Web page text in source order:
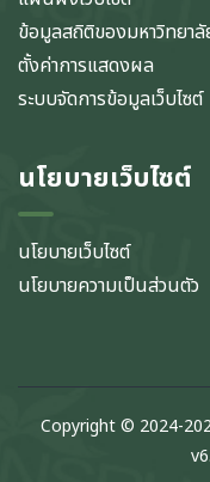
ข้อมูลสถิติของมหาวิทยาลั
ตั้งค่าการแสดงผล
ระบบจัดการข้อมูลเว็บไซต์
นโยบายเว็บไซต์
นโยบายเว็บไซต์
นโยบายความเป็นส่วนตัว
Copyright © 2024-